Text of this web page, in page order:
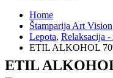
Home
Štamparija Art Vision
Lepota, Relaksacija
ETIL ALKOHOL
ETIL